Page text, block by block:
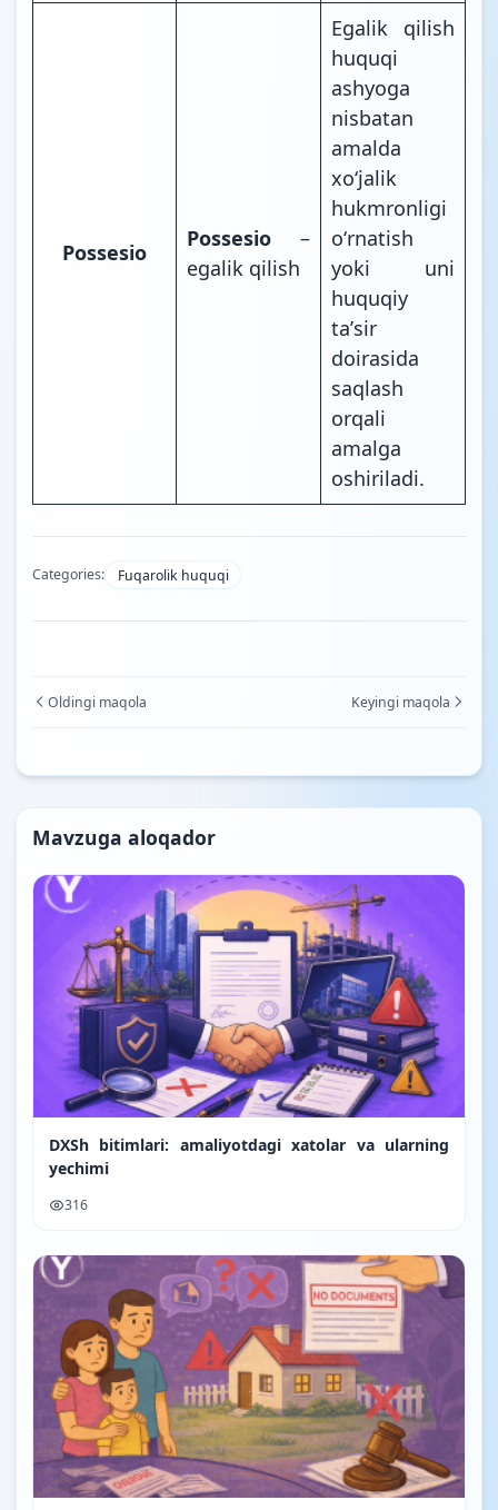
Possesio
Possesio –
egalik qilish
Egalik qilish
huquqi
ashyoga
nisbatan
amalda
xoʻjalik
hukmronligi
oʻrnatish
yoki uni
huquqiy
taʼsir
doirasida
saqlash
orqali
amalga
oshiriladi.
Categories: Fuqarolik huquqi
Oldingi maqola Keyingi maqola
Mavzuga aloqador
DXSh bitimlari: amaliyotdagi xatolar va ularning
yechimi
316